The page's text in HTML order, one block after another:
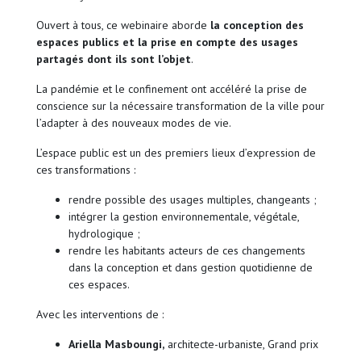
Ouvert à tous, ce webinaire aborde la conception des
espaces publics et la prise en compte des usages
partagés dont ils sont l’objet.
La pandémie et le confinement ont accéléré la prise de
conscience sur la nécessaire transformation de la ville pour
l’adapter à des nouveaux modes de vie.
L’espace public est un des premiers lieux d’expression de
ces transformations :
rendre possible des usages multiples, changeants ;
intégrer la gestion environnementale, végétale,
hydrologique ;
rendre les habitants acteurs de ces changements
dans la conception et dans gestion quotidienne de
ces espaces.
Avec les interventions de :
Ariella Masboungi, architecte-urbaniste, Grand prix